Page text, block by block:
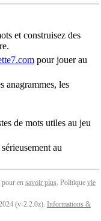
et construisez des
pour jouer au
anagrammes, les
de mots utiles au jeu
au
pour en savoir plus. Politique vie
(v-2.2.0z). Informations &